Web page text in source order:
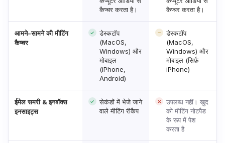
कैप्चर करता है।
कैप्चर करता है।
आमने-सामने की मीटिंग
कैप्चर
डेस्कटॉप
(MacOS,
Windows) और
मोबाइल
(iPhone,
Android)
डेस्कटॉप
(MacOS,
Windows) और
मोबाइल (सिर्फ़
iPhone)
ईमेल समरी & इनबॉक्स
इनसाइट्स
सेकंडों में भेजे जाने
वाले मीटिंग रीकैप
उपलब्ध नहीं। ख़ुद
को मीटिंग नोटपैड
के रूप में पेश
करता है